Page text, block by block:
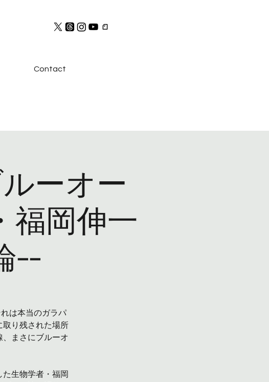
Contact
ーオー
福岡伸一
--
は本当のガラパ
取り残された場所
、まさにブルーオ
生物学者・福岡